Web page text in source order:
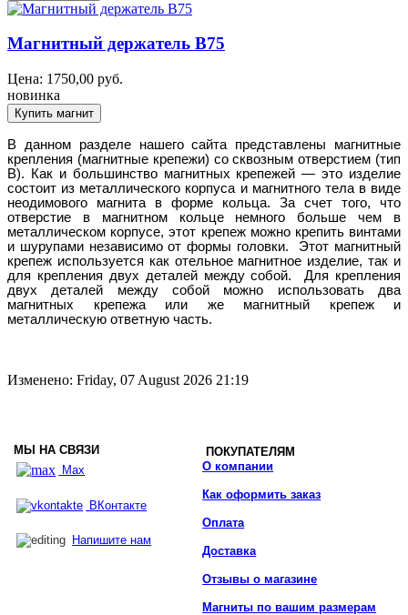
Магнитный держатель B75
Цена: 1750,00 руб.
новинка
В данном разделе нашего сайта представлены магнитные
крепления (магнитные крепежи) со сквозным отверстием (тип
В). Как и большинство магнитных крепежей — это изделие
состоит из металлического корпуса и магнитного тела в виде
неодимового магнита в форме кольца. За счет того, что
отверстие в магнитном кольце немного больше чем в
металлическом корпусе, этот крепеж можно крепить винтами
и шурупами независимо от формы головки. Этот магнитный
крепеж используется как отельное магнитное изделие, так и
для крепления двух деталей между собой. Для крепления
двух деталей между собой можно использовать два
магнитных крепежа или же магнитный крепеж и
металлическую ответную часть.
Изменено: Friday, 07 August 2026 21:19
МЫ НА СВЯЗИ
ПОКУПАТЕЛЯМ
Max
ВКонтакте
Напишите нам
О компании
Как оформить заказ
Оплата
Доставка
Отзывы о магазине
Магниты по вашим размерам